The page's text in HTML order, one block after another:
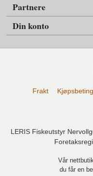
Partnere
Din konto
Frakt
LERIS Fiskeutstyr
Vår
du får en